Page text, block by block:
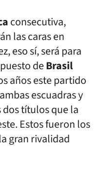
consecutiva,
las caras en
eso sí, será para
deBrasil
años este partido
escuadras y
títulos que la
Estos fueron los
gran rivalidad